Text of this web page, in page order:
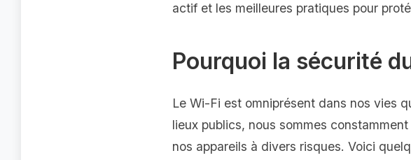
actif et les meilleures pratiques pour
Pourquoi la sécurité
Le Wi-Fi est omniprésent dans nos vies
lieux publics, nous sommes
nos appareils à divers risques. Voici